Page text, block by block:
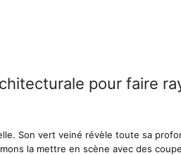
pour faire
Son vert veiné révèle toute sa
la mettre en scène avec des